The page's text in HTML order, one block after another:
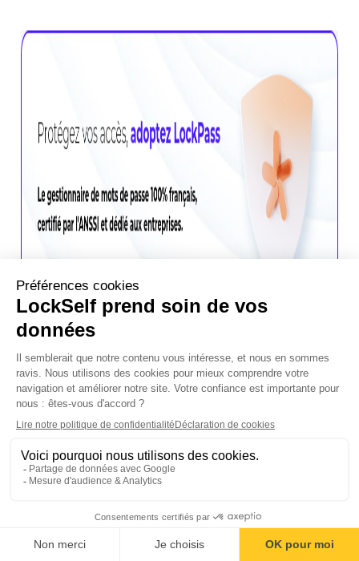
3.Mise en place d’un
PRA et d’un PCA
Sommaire